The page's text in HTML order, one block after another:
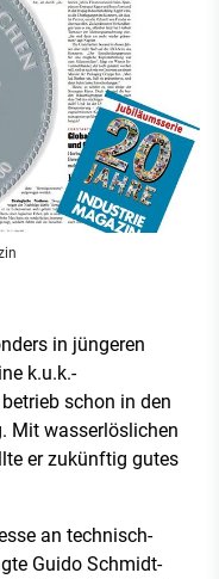
in jüngeren
k.u.k.-
schon in den
Mit wasserlöslichen
er zukünftig gutes
an technisch-
Guido Schmidt-